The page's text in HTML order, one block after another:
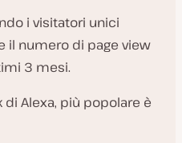
i visitatori unici
il numero di page view
3 mesi.
di Alexa, più popolare è